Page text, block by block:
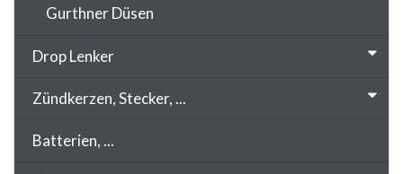
Gurthner Düsen
Drop Lenker
Zündkerzen, Stecker, ...
Batterien, ...